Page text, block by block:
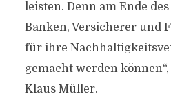
leisten. Denn am Ende
Banken, Versicherer und
für ihre
gemacht werden
Klaus Müller.